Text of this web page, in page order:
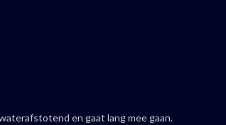
en gaat lang mee gaan.